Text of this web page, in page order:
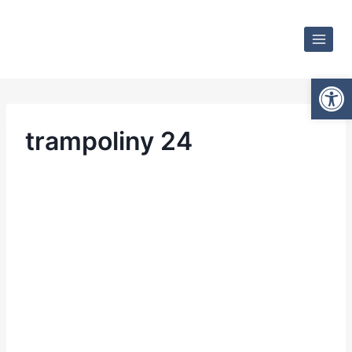
trampoliny 24